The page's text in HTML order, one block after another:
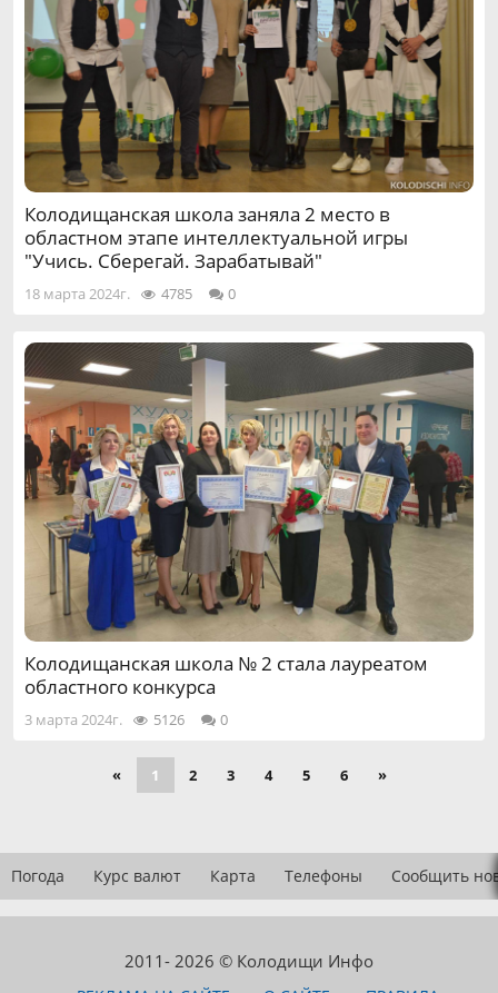
Колодищанская школа заняла 2 место в
областном этапе интеллектуальной игры
"Учись. Сберегай. Зарабатывай"
18 марта 2024г. 4785 0
Колодищанская школа № 2 стала лауреатом
областного конкурса
3 марта 2024г. 5126 0
« 1 2 3 4 5 6 »
Погода Курс валют Карта Телефоны Сообщить
2011- 2026 © Колодищи Инфо